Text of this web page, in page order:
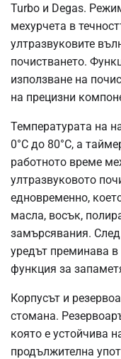
Turbo и Degas.
мехурчета в
ултразвуковите
почистването.
използване на
на прецизни
Температурата на
0°C до 80°C, а
работното време
ултразвуковото
едновременно,
масла, восък,
замърсявания.
уредът преминава
функция за
Корпусът и
стомана.
която е устойчива
продължителна